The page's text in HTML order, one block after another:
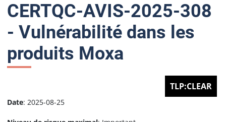
e
u
CERTQC-AVIS-2025-308
- Vulnérabilité dans les
produits Moxa
TLP:CLEAR
Date: 2025-08-25